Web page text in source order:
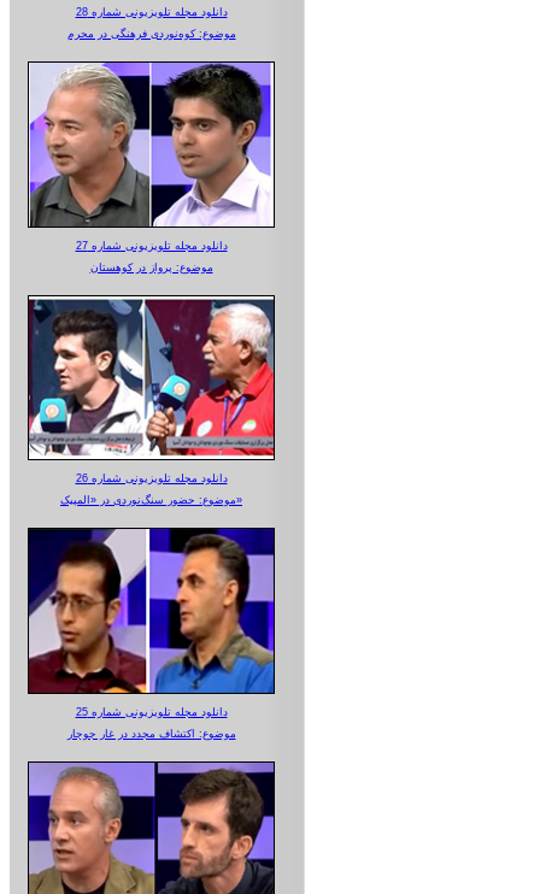
دانلود مجله تلویزیونی شماره 28
موضوع: کوه‌نوردی فرهنگی در محرم
دانلود مجله تلویزیونی شماره 27
موضوع: پرواز در کوهستان
دانلود مجله تلویزیونی شماره 26
موضوع: حضور سنگ‌نوردی در «المپیک»
دانلود مجله تلویزیونی شماره 25
موضوع: اکتشاف مجدد در غار جوجار